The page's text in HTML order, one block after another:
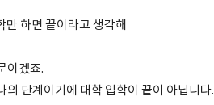
하면 끝이라고 생각해
이겠죠.
단계이기에 대학 입학이 끝이 아닙니다.